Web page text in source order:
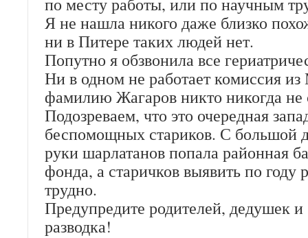
Я не нашла никого даже близко
ни в Питере таких людей нет.
Попутно я обзвонила все
Ни в одном не работает комиссия
фамилию Жагаров никто никогда
Подозреваем, что это очередная
беспомощных стариков. С большой
руки шарлатанов попала районная
фонда, а старичков выявить по году
трудно.
Предупредите родителей, дедушек
разводка!